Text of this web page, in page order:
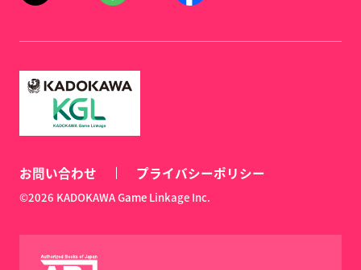
お問い合わせ プライバシーポリシー
©2026 KADOKAWA Game Linkage Inc.